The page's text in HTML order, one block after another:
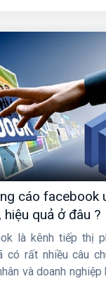
cáo facebook
hiệu quả ở đâu ?
là kênh tiếp thị
có rất nhiều câu
và doanh nghiệp